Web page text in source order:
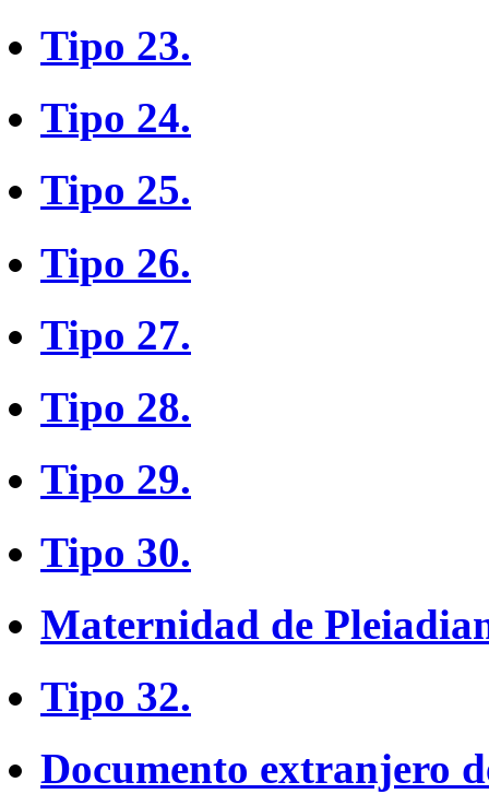
Tipo 23.
Tipo 24.
Tipo 25.
Tipo 26.
Tipo 27.
Tipo 28.
Tipo 29.
Tipo 30.
Maternidad de
Tipo 32.
Documento extranjero